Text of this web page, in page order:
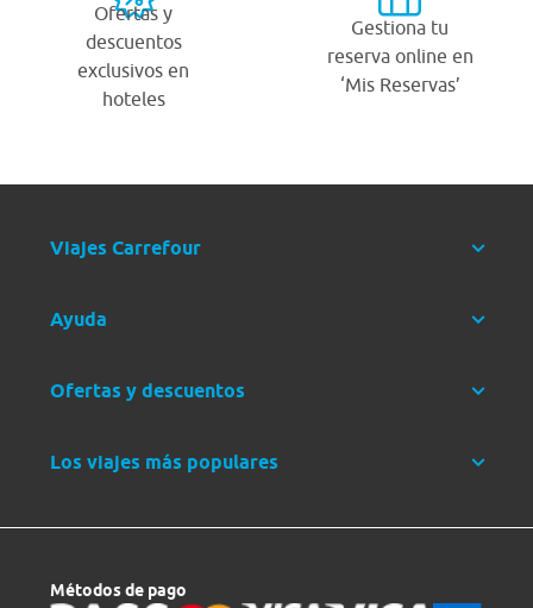
Ofertas y
descuentos
exclusivos en
hoteles
Gestiona tu
reserva online en
‘Mis Reservas’
Viajes Carrefour
Ayuda
Ofertas y descuentos
Los viajes más populares
Métodos de pago